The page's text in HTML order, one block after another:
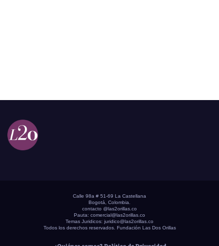
Calle 98a # 51-69 La Castellana
Bogotá, Colombia.
contacto @las2orillas.co
Pauta: comercial@las2orillas.co
Temas Juridicos: juridico@las2orillas.co
Todos los derechos reservados. Fundación Las Dos Orillas